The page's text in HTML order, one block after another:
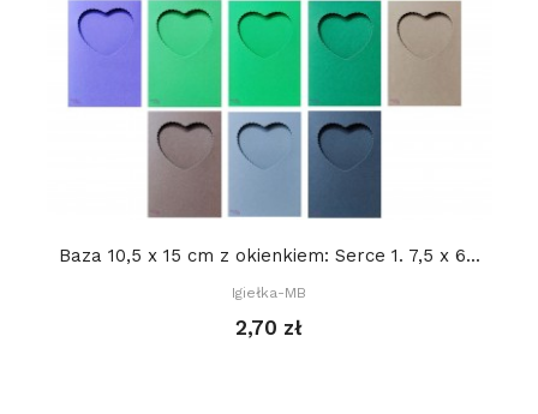
Baza 10,5 x 15 cm z okienkiem: Serce 1. 7,5 x 6...
Igiełka-MB
2,70 zł